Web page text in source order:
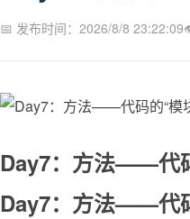
📅 发布时间：2026/8/8 23:22:09
Day7：方法——代
Day7：方法——代